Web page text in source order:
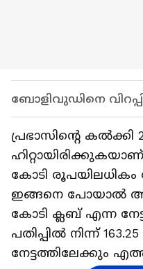
ബോളിവുഡിനെ
പ്രഭാസിന്റെ
കോടി രൂപയിലധികം
ഇങ്ങനെ പോയാല്‍
കോടി ക്ലബ് എന്ന
പതിപ്പില്‍ നിന്ന്
നേട്ടത്തിലേക്കും